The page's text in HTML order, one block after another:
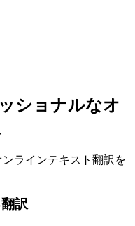
ショナルなオ
ラインテキスト翻訳を
訳